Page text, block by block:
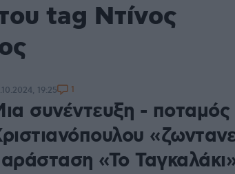
tag Ντίνος
συνέντευξη - ποταμός
«Το
19:25 1